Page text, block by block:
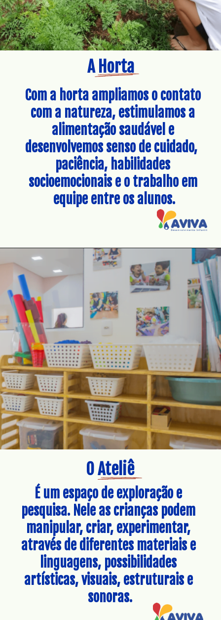
A Horta
Com a horta ampliamos o contato
com a natureza, estimulamos a
alimentação saudável e
desenvolvemos senso de cuidado,
paciência, habilidades
socioemocionais e o trabalho em
equipe entre os alunos.
O Ateliê
É um espaço de exploração e
pesquisa. Nele as crianças podem
manipular, criar, experimentar,
através de diferentes materiais e
linguagens, possibilidades
artísticas, visuais, estruturais e
sonoras.